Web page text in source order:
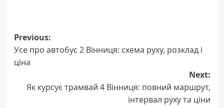
Post
navigation
Previous:
Усе про автобус 2 Вінниця: схема руху, розклад і
ціна
Next:
Як курсує трамвай 4 Вінниця: повний маршрут,
інтервал руху та ціни